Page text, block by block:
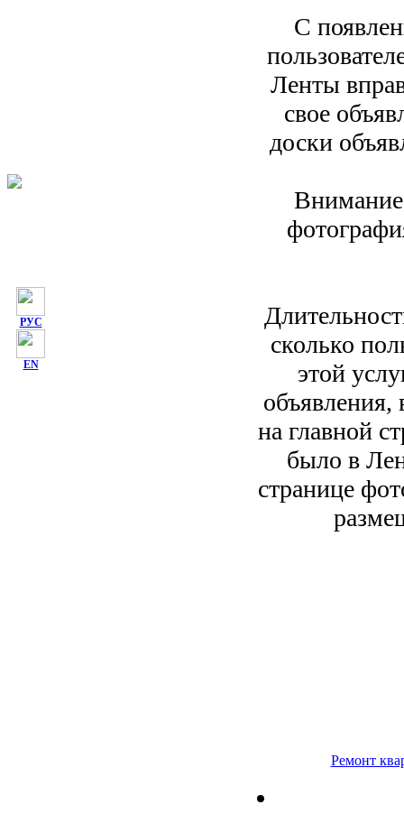
РУС
EN
С
Ленты
свое
доски
сколько
этой
объявления,
на главной
было в
странице
Ремонт